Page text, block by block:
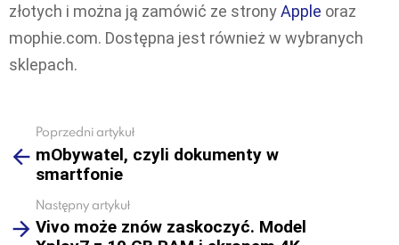
złotych i można ją zamówić ze stronyApple oraz
mophie.com. Dostępna jest również w wybranych
sklepach.
more
Poprzedni artykuł
mObywatel, czyli dokumenty w
smartfonie
Następny artykuł
Vivo może znów zaskoczyć. Model